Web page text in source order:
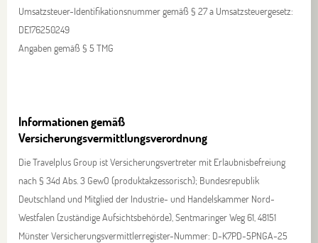
Umsatzsteuer-Identifikationsnummer gemäß § 27 a Umsatzsteuergesetz:
DE176250249
Angaben gemäß § 5 TMG
Informationen gemäß
Versicherungsvermittlungsverordnung
Die Travelplus Group ist Versicherungsvertreter mit Erlaubnisbefreiung
nach § 34d Abs. 3 GewO (produktakzessorisch); Bundesrepublik
Deutschland und Mitglied der Industrie- und Handelskammer Nord-
Westfalen (zuständige Aufsichtsbehörde), Sentmaringer Weg 61, 48151
Münster Versicherungsvermittlerregister-Nummer: D-K7PD-5PNGA-25